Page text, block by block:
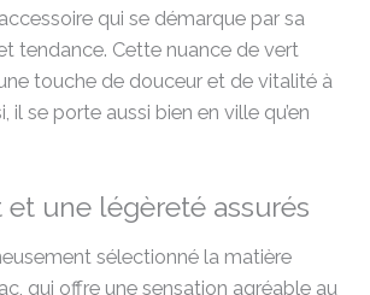
qui se démarque par sa
tendance. Cette nuance de vert
touche de douceur et de vitalité à
il se porte aussi bien en ville qu’en
une légèreté assurés
sélectionné la matière
qui offre une sensation agréable au